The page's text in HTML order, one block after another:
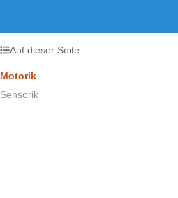
Auf dieser Seite ...
Motorik
Sensorik